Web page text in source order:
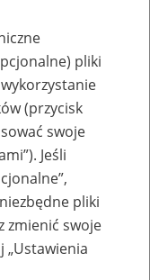
pracy
pliki
(przycisk
swoje
Jeśli
pliki
zmienić swoje
„Ustawienia